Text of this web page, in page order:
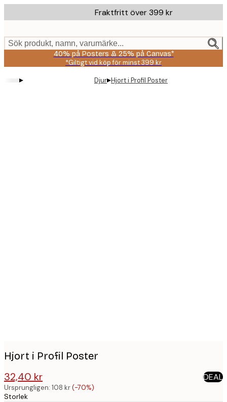
to
content.
Fraktfritt över 399 kr
Sök produkt, namn, varumärke...
40% på Posters & 25% på Canvas*
*Giltigt vid köp för minst 399 kr
▸ Djur▸Hjort i Profil Poster
Hjort i Profil Poster
32,40 kr
108 kr DEAL
Ursprungligen: 108 kr(-70%)
Storlek